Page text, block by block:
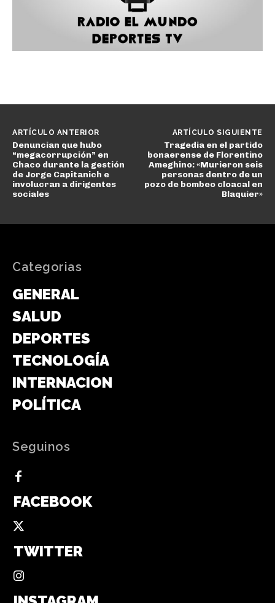
ARTÍCULO ANTERIOR
Denuncian que hubo
“megacorrupción” en
Chaco durante la gestión
de Jorge Capitanich e
involucran a dirigentes
sociales
ARTÍCULO SIGUIENTE
Tragedia en el partido
bonaerense de Florentino
Ameghino: «Murieron seis
personas dentro de un
pozo de bombeo cloacal en
Blaquier»
Categorias
GENERAL
SALUD
DEPORTES
TECNOLOGÍA
INTERNACIONAL
POLÍTICA
Seguinos
FACEBOOK
TWITTER